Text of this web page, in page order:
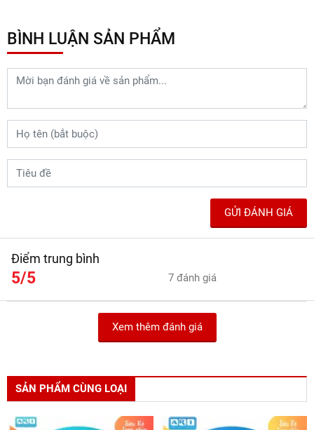
BÌNH LUẬN SẢN PHẨM
GỬI ĐÁNH GIÁ
Điểm trung bình
5/5 7 đánh giá
Xem thêm đánh giá
SẢN PHẨM CÙNG LOẠI